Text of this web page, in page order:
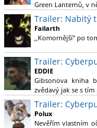
Green Lanternů, v
více se ovšem
Green
nesrozumitelného?
Trailer: Nabitý
Failarth
,,Komornější" po
Nebál bych se říct,
tak i formou.
Výběr Ulricha
bravo.
Chandler je lepší a
Komiksy to mají
Trailer:
EDDIE
Gibsonova kniha
zvědavý jak se s
Trailer:
Polux
Nevěřím vlastním